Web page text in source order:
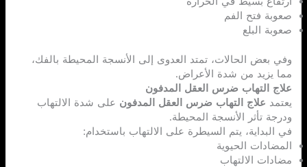
صعوبة فتح الفم
صعوبة البلع
وفي بعض الحالات، تمتد العدوى إلى الأنسجة المحيطة بالفك،
مما يزيد من شدة الأعراض.
علاج التهاب ضرس العقل المدفون
يعتمد علاج التهاب ضرس العقل المدفون على شدة الالتهاب
ودرجة تأثر الأنسجة المحيطة.
في البداية، يتم السيطرة على الالتهاب باستخدام:
المضادات الحيوية
مضادات الالتهاب